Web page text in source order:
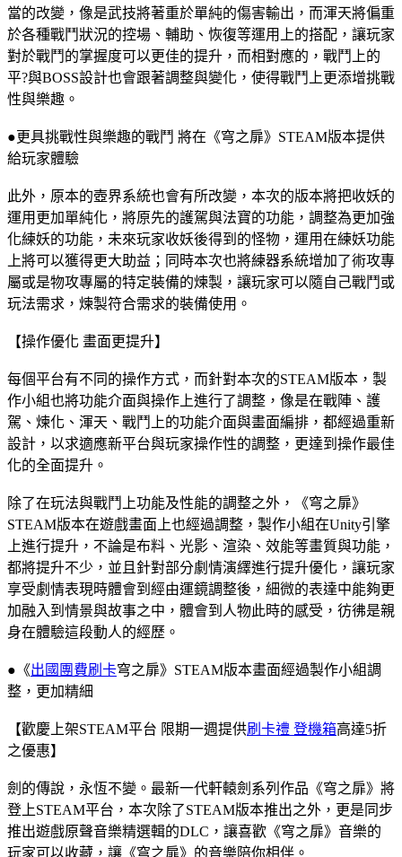
當的改變，像是武技將著重於單純的傷害輸出，而渾天將偏重
於各種戰鬥狀況的控場、輔助、恢復等運用上的搭配，讓玩家
對於戰鬥的掌握度可以更佳的提升，而相對應的，戰鬥上的
平?與BOSS設計也會跟著調整與變化，使得戰鬥上更添增挑戰
性與樂趣。
●更具挑戰性與樂趣的戰鬥 將在《穹之扉》STEAM版本提供
給玩家體驗
此外，原本的壺界系統也會有所改變，本次的版本將把收妖的
運用更加單純化，將原先的護駕與法寶的功能，調整為更加強
化練妖的功能，未來玩家收妖後得到的怪物，運用在練妖功能
上將可以獲得更大助益；同時本次也將練器系統增加了術攻專
屬或是物攻專屬的特定裝備的煉製，讓玩家可以隨自己戰鬥或
玩法需求，煉製符合需求的裝備使用。
【操作優化 畫面更提升】
每個平台有不同的操作方式，而針對本次的STEAM版本，製
作小組也將功能介面與操作上進行了調整，像是在戰陣、護
駕、煉化、渾天、戰鬥上的功能介面與畫面編排，都經過重新
設計，以求適應新平台與玩家操作性的調整，更達到操作最佳
化的全面提升。
除了在玩法與戰鬥上功能及性能的調整之外，《穹之扉》
STEAM版本在遊戲畫面上也經過調整，製作小組在Unity引擎
上進行提升，不論是布料、光影、渲染、效能等畫質與功能，
都將提升不少，並且針對部分劇情演繹進行提升優化，讓玩家
享受劇情表現時體會到經由運鏡調整後，細微的表達中能夠更
加融入到情景與故事之中，體會到人物此時的感受，彷彿是親
身在體驗這段動人的經歷。
●《出國團費刷卡穹之扉》STEAM版本畫面經過製作小組調
整，更加精細
【歡慶上架STEAM平台 限期一週提供刷卡禮 登機箱高達5折
之優惠】
劍的傳說，永恆不變。最新一代軒轅劍系列作品《穹之扉》將
登上STEAM平台，本次除了STEAM版本推出之外，更是同步
推出遊戲原聲音樂精選輯的DLC，讓喜歡《穹之扉》音樂的
玩家可以收藏，讓《穹之扉》的音樂陪你相伴。